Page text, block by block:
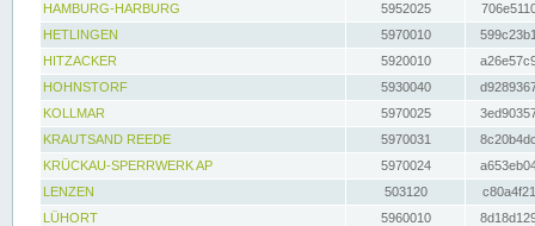
HAMBURG-HARBURG
5952025
HETLINGEN
5970010
HITZACKER
5920010
HOHNSTORF
5930040
KOLLMAR
5970025
KRAUTSAND REEDE
5970031
KRÜCKAU-SPERRWERK AP
5970024
LENZEN
503120
LÜHORT
5960010